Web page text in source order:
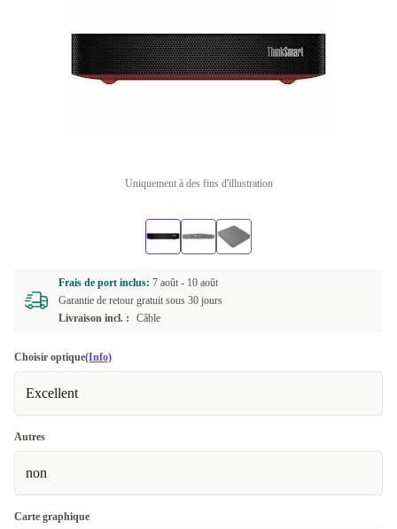
Uniquement à des fins d'illustration
Frais de port inclus: 7 août - 10 août
Garantie de retour gratuit sous 30 jours
Livraison incl. :
Câble
Choisir optique(Info)
Excellent
Autres
non
Carte graphique